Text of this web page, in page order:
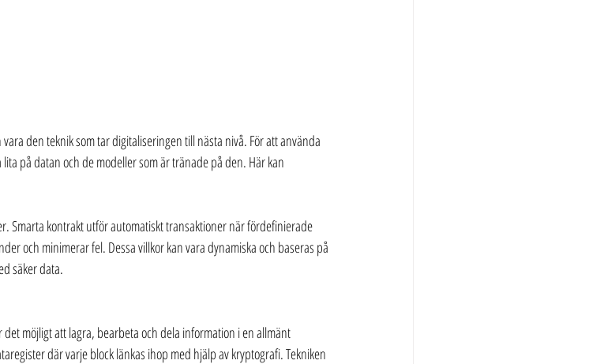
den teknik som tar digitaliseringen till nästa nivå. För att använda
på datan och de modeller som är tränade på den. Här kan
Smarta kontrakt utför automatiskt transaktioner när fördefinierade
och minimerar fel. Dessa villkor kan vara dynamiska och baseras på
säker data.
möjligt att lagra, bearbeta och dela information i en allmänt
där varje block länkas ihop med hjälp av kryptografi. Tekniken